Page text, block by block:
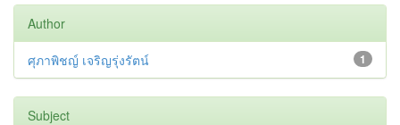
Author
1
ศุภาพิชญ์ เจริญรุ่งรัตน์
Subject